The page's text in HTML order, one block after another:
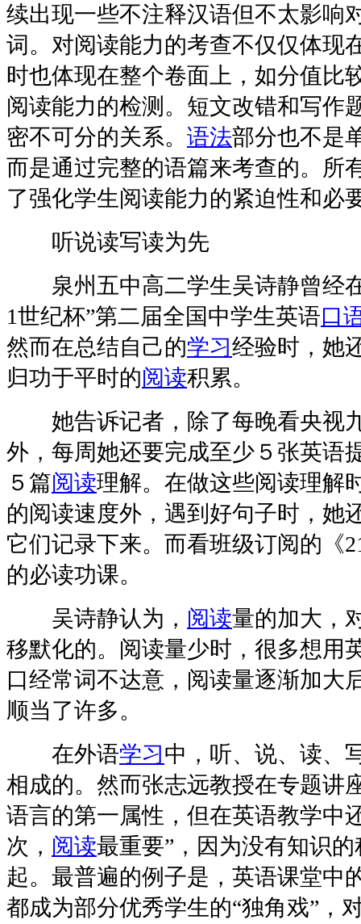
续出现一些不注释汉语但不太影响
词。对阅读能力的考查不仅仅体现
时也体现在整个卷面上，如分值比
阅读能力的检测。短文改错和写作
密不可分的关系。 语法部分也不是
而是通过完整的语篇来考查的。所
了强化学生阅读能力的紧迫性和必
听说读写读为先
泉州五中高二学生吴诗静曾经
1世纪杯”第二届全国中学生英语口
然而在总结自己的学习经验时，她
归功于平时的阅读积累。
她告诉记者，除了每晚看央视
外，每周她还要完成至少５张英语
５篇阅读理解。在做这些阅读理解
的阅读速度外，遇到好句子时，她
它们记录下来。而看班级订阅的《
的必读功课。
吴诗静认为， 阅读量的加大，
移默化的。阅读量少时，很多想用
口经常词不达意，阅读量逐渐加大
顺当了许多。
在外语学习中，听、说、读、
相成的。然而张志远教授在专题讲
语言的第一属性，但在英语教学中
次， 阅读最重要”，因为没有知识
起。最普遍的例子是，英语课堂中
都成为部分优秀学生的“独角戏”，